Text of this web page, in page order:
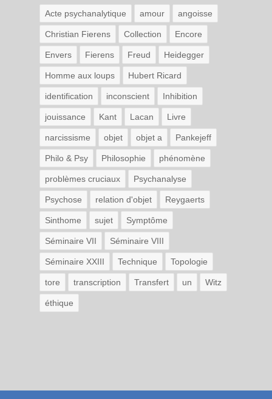
Acte psychanalytique amour angoisse
Christian Fierens Collection Encore
Envers Fierens Freud Heidegger
Homme aux loups Hubert Ricard
identification inconscient Inhibition
jouissance Kant Lacan Livre
narcissisme objet objet a Pankejeff
Philo & Psy Philosophie phénomène
problèmes cruciaux Psychanalyse
Psychose relation d'objet Reygaerts
Sinthome sujet Symptôme
Séminaire VII Séminaire VIII
Séminaire XXIII Technique Topologie
tore transcription Transfert un Witz
éthique